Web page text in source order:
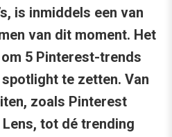
is inmiddels een van
van dit moment. Het
5 Pinterest-trends
te zetten. Van
zoals Pinterest
tot dé trending